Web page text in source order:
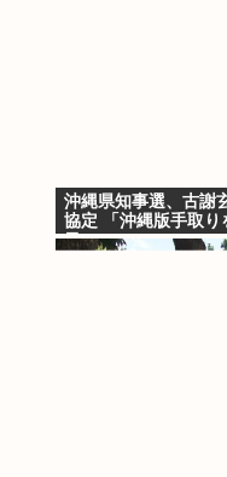
沖縄県知事選、古謝
協定 「沖縄版手取
目